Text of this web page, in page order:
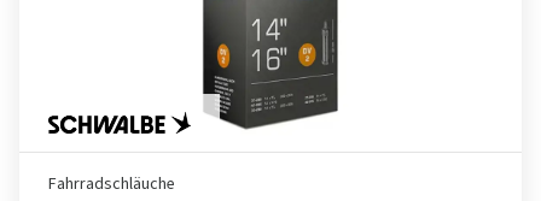
Fahrradschläuche